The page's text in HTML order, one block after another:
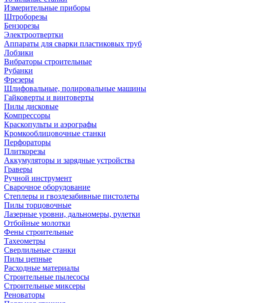
Измерительные приборы
Штроборезы
Бензорезы
Электроотвертки
Аппараты для сварки пластиковых труб
Лобзики
Вибраторы строительные
Рубанки
Фрезеры
Шлифовальные, полировальные машины
Гайковерты и винтоверты
Пилы дисковые
Компрессоры
Краскопульты и аэрографы
Кромкооблицовочные станки
Перфораторы
Плиткорезы
Аккумуляторы и зарядные устройства
Граверы
Ручной инструмент
Сварочное оборудование
Степлеры и гвоздезабивные пистолеты
Пилы торцовочные
Лазерные уровни, дальномеры, рулетки
Отбойные молотки
Фены строительные
Тахеометры
Сверлильные станки
Пилы цепные
Расходные материалы
Строительные пылесосы
Строительные миксеры
Реноваторы